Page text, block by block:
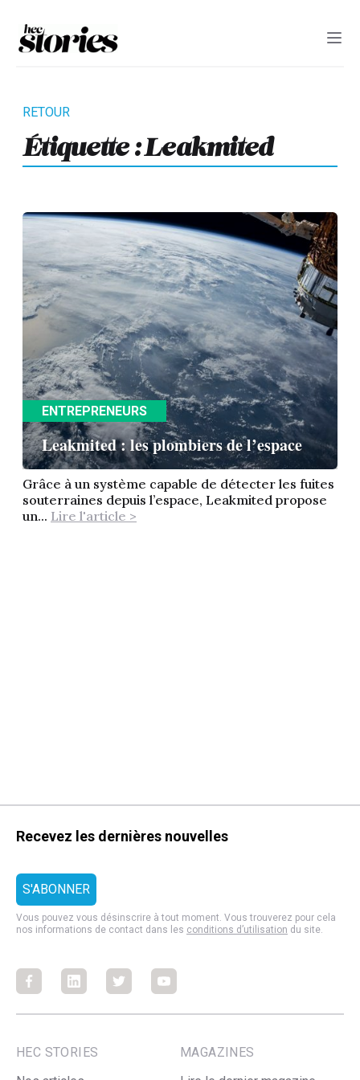
Étiquette : Leakmited
ENTREPRENEURS
Leakmited : les plombiers de l’espace
Grâce à un système capable de détecter les fuites
souterraines depuis l’espace, Leakmited propose
un... Lire l'article >
Recevez les dernières nouvelles
Vous pouvez vous désinscrire à tout moment. Vous trouverez pour cela
nos informations de contact dans les conditions d’utilisation du site.
FacebookFacebookFacebookFacebook
HEC STORIES
MAGAZINES